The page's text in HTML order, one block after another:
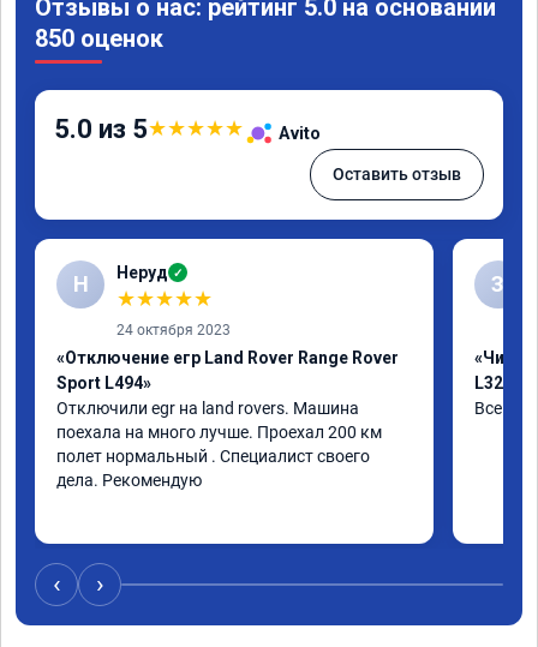
Отзывы о нас: рейтинг 5.0 на основании
850 оценок
5.0 из 5★★★★★ Avito
Оставить отзыв
Н Неруд ✓
★★★★★
24 октября 2023
«Отключение егр Land Rover Range Rover
Sport L494»
Отключили egr на land rovers. Машина
поехала на много лучше. Проехал 200 км
полет нормальный . Специалист своего
дела. Рекомендую
З
«Чип
L320»
Все
‹ ›